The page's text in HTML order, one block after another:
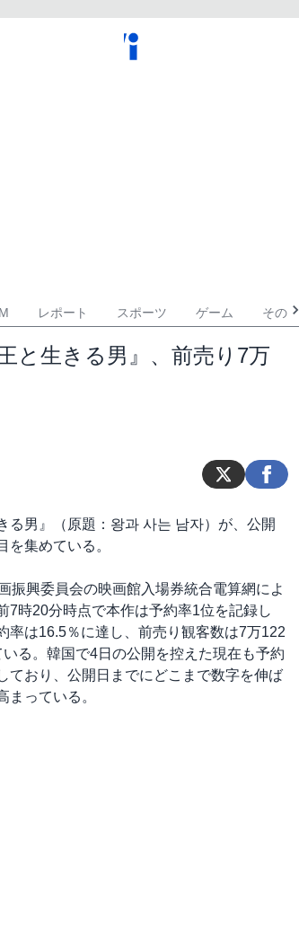
レポート スポーツ ゲーム その他
と生きる男』、前売り7万
る男』（原題：왕과 사는 남자）が、公開
を集めている。
振興委員会の映画館入場券統合電算網によ
7時20分時点で本作は予約率1位を記録し
率は16.5％に達し、前売り観客数は7万122
る。韓国で4日の公開を控えた現在も予約
ており、公開日までにどこまで数字を伸ば
まっている。